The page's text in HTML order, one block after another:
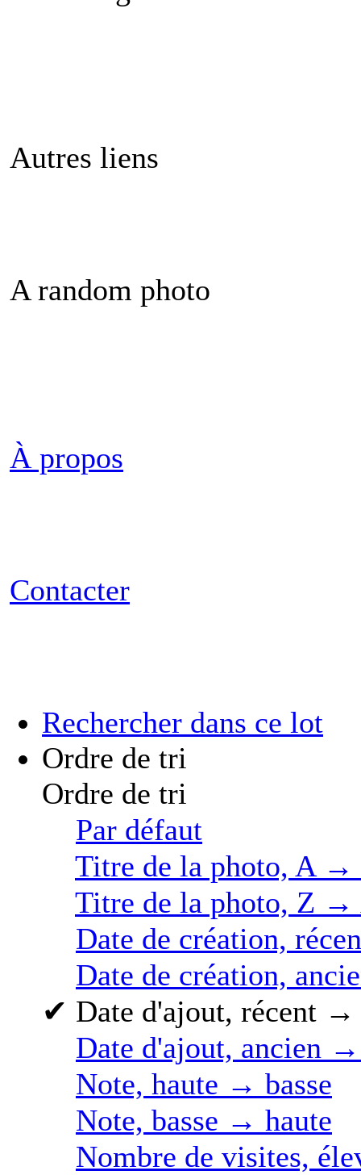
Autres liens
A random photo
À propos
Contacter
Rechercher dans ce lot
Ordre de tri
Ordre de tri
Par défaut
Titre de la photo, A →
Titre de la photo, Z →
Date de création,
Date de création,
✔ Date d'ajout, récent →
Date d'ajout, ancien
Note, haute → basse
Note, basse → haute
Nombre de visites,